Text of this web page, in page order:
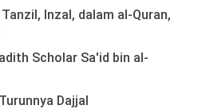
Inzal, dalam al-Quran,
Scholar Sa'id bin al-
Dajjal